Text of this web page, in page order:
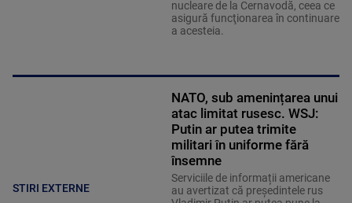
nucleare de la Cernavodă, ceea ce
asigură funcţionarea în continuare
a acesteia.
STIRI EXTERNE
NATO, sub amenințarea unui
atac limitat rusesc. WSJ:
Putin ar putea trimite
militari în uniforme fără
însemne
Serviciile de informații americane
au avertizat că președintele rus